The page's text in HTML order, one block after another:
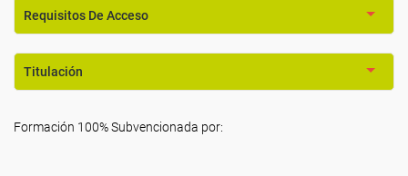
Requisitos De Acceso
Titulación
Formación 100% Subvencionada por: